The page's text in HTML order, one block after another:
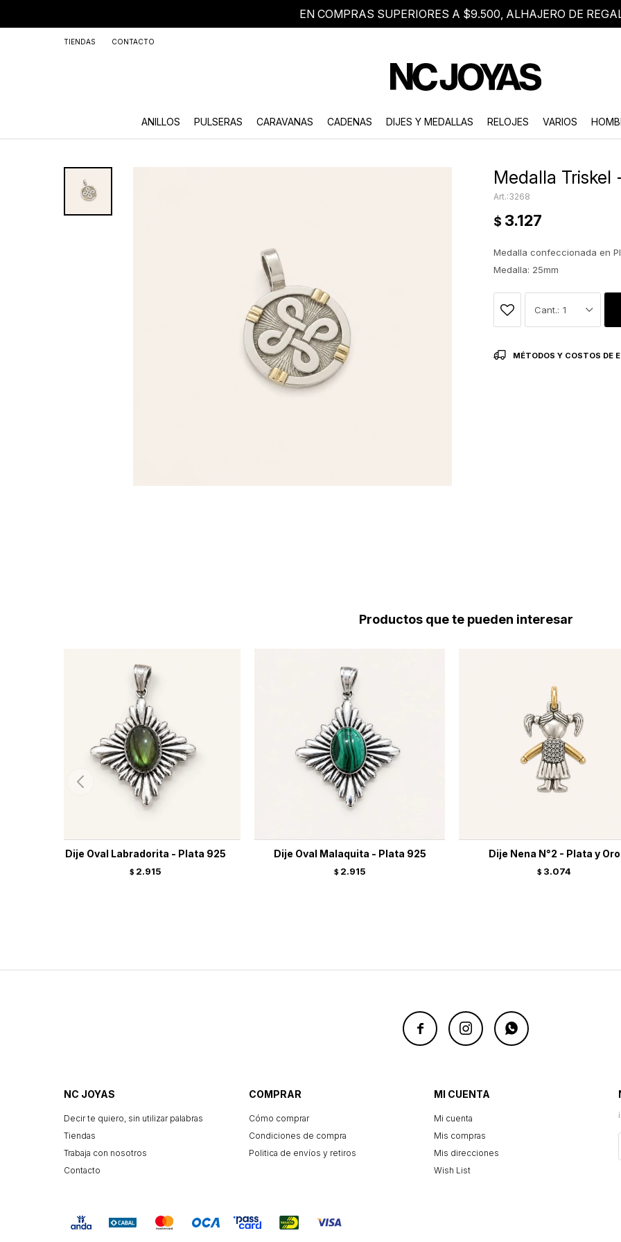
EN COMPRAS SUPERIORES A $9.500, ALHAJERO DE
ANILLOS PULSERAS CARAVANAS CADENAS DIJES Y MEDALLAS RELOJES VARIOS
TIENDAS CONTACTO
Medalla Triskel
3268
$ 3.127
Medalla confeccionada en
Medalla: 25mm
1
MÉTODOS Y COSTOS DE
Productos que te pueden interesar
Dije Oval Labradorita - Plata 925
$ 2.915
Dije Oval Malaquita - Plata 925
$ 2.915
Dije Nena N°2 - Plata y Oro
$ 3.074
  
NC JOYAS
Decir te quiero, sin utilizar palabras
Tiendas
Trabaja con nosotros
Contacto
COMPRAR
Cómo comprar
Condiciones de compra
Politica de envíos y retiros
MI CUENTA
Mi cuenta
Mis compras
Mis direcciones
Wish List